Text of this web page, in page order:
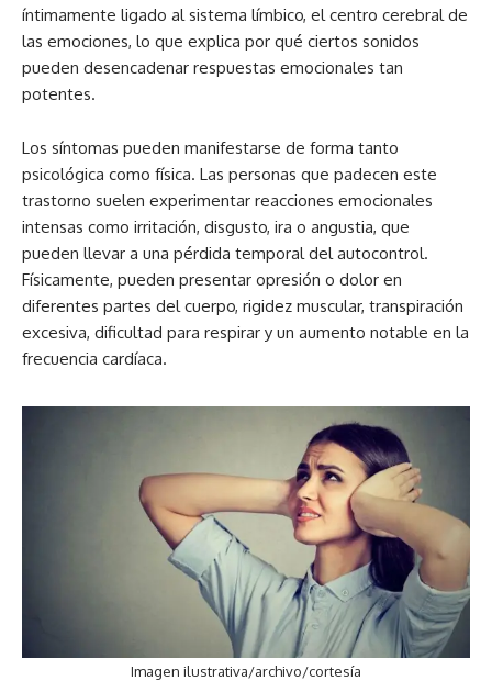
íntimamente ligado al sistema límbico, el centro cerebral de
las emociones, lo que explica por qué ciertos sonidos
pueden desencadenar respuestas emocionales tan
potentes.
Los síntomas pueden manifestarse de forma tanto
psicológica como física. Las personas que padecen este
trastorno suelen experimentar reacciones emocionales
intensas como irritación, disgusto, ira o angustia, que
pueden llevar a una pérdida temporal del autocontrol.
Físicamente, pueden presentar opresión o dolor en
diferentes partes del cuerpo, rigidez muscular, transpiración
excesiva, dificultad para respirar y un aumento notable en la
frecuencia cardíaca.
Imagen ilustrativa/archivo/cortesía